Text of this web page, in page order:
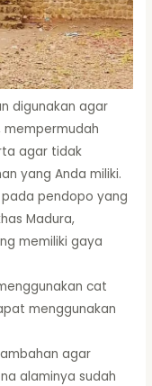
digunakan agar
mempermudah
agar tidak
yang Anda miliki.
pendopo yang
Madura,
memiliki gaya
cat
menggunakan
agar
alaminya sudah